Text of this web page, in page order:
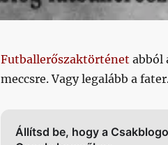
Futballerőszaktörténet abból
meccsre. Vagy legalább a
Állítsd be, hogy a